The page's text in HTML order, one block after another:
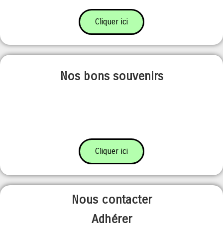
Cliquer ici
Nos bons souvenirs
Cliquer ici
Nous contacter
Adhérer